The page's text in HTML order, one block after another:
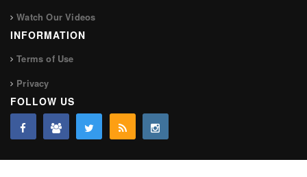
Watch Our Videos
INFORMATION
Terms of Use
Privacy
FOLLOW US